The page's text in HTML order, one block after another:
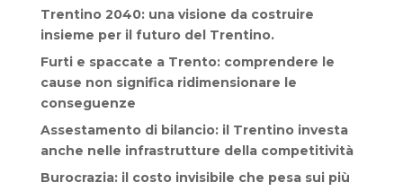
Trentino 2040: una visione da costruire
insieme per il futuro del Trentino.
Furti e spaccate a Trento: comprendere le
cause non significa ridimensionare le
conseguenze
Assestamento di bilancio: il Trentino investa
anche nelle infrastrutture della competitività
Burocrazia: il costo invisibile che pesa sui più